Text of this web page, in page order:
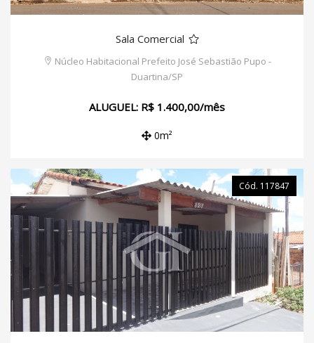
Sala Comercial
Núcleo Habitacional Prefeito José Sebastião Pupo -
Duartina/SP
ALUGUEL: R$ 1.400,00/mês
0m²
Cód. 117847